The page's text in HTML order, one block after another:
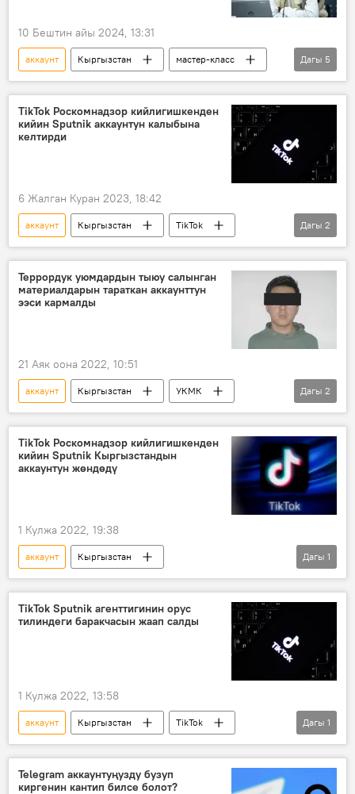
10 Бештин айы 2024, 13:31
аккаунт Кыргызстан
мастер-класс
жасалма интеллект
Маалымат борбор
Акбар Акжигитов
соода тармактары
видеограф
Дагы 5
TikTok Роскомнадзор кийлигишкенден
кийин Sputnik аккаунтун калыбына
келтирди
6 Жалган Куран 2023, 18:42
аккаунт Кыргызстан
TikTok
Роскомнадзор
Саясат
Дагы 2
Террордук уюмдардын тыюу салынган
материалдарын тараткан аккаунттун
ээси кармалды
21 Аяк оона 2022, 10:51
аккаунт Кыргызстан
УКМК
террордук уюм
кармоо
Дагы 2
TikTok Роскомнадзор кийлигишкенден
кийин Sputnik Кыргызстандын
аккаунтун жөндөдү
1 Кулжа 2022, 19:38
аккаунт
Кыргызстан
Sputnik Кыргызстан
TikTok
Дагы 1
TikTok Sputnik агенттигинин орус
тилиндеги баракчасын жаап салды
1 Кулжа 2022, 13:58
аккаунт Кыргызстан
TikTok
Sputnik
Дагы 1
Telegram аккаунтуңузду бузуп
киргенин кантип билсе болот?